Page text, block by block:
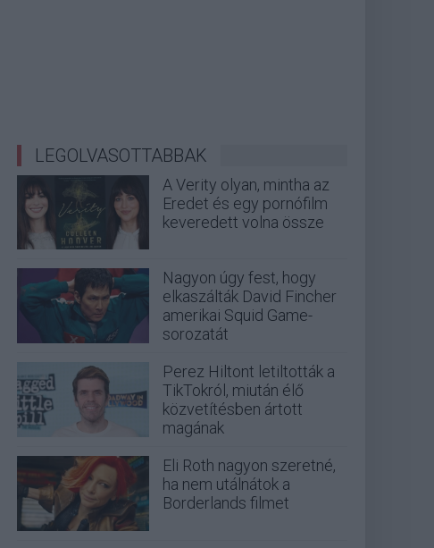
LEGOLVASOTTABBAK
A Verity olyan, mintha az
Eredet és egy pornófilm
keveredett volna össze
Nagyon úgy fest, hogy
elkaszálták David Fincher
amerikai Squid Game-
sorozatát
Perez Hiltont letiltották a
TikTokról, miután élő
közvetítésben ártott
magának
Eli Roth nagyon szeretné,
ha nem utálnátok a
Borderlands filmet